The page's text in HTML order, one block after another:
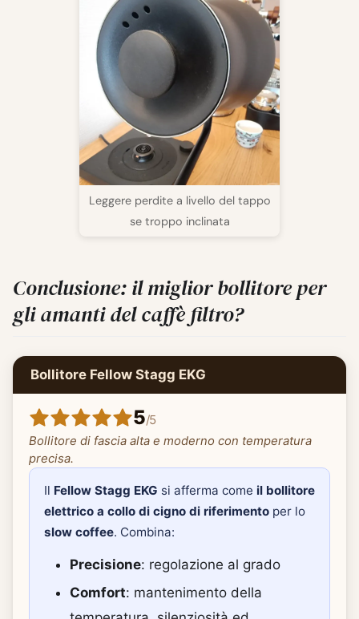
Leggere perdite a livello del tappo
se troppo inclinata
Conclusione: il miglior bollitore per
gli amanti del caffè filtro?
Bollitore Fellow Stagg EKG
5/5
Bollitore di fascia alta e moderno con temperatura
precisa.
Il Fellow Stagg EKG si afferma come il bollitore
elettrico a collo di cigno di riferimentoper lo
slow coffee. Combina:
Precisione: regolazione al grado
Comfort: mantenimento della